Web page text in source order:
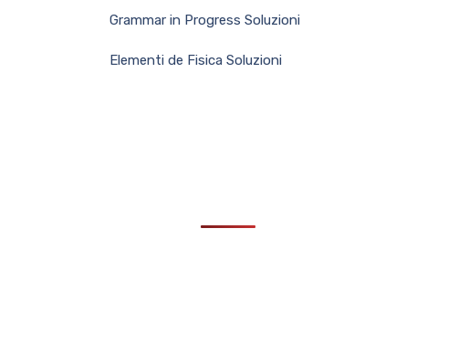
Grammar in Progress Soluzioni
Elementi de Fisica Soluzioni